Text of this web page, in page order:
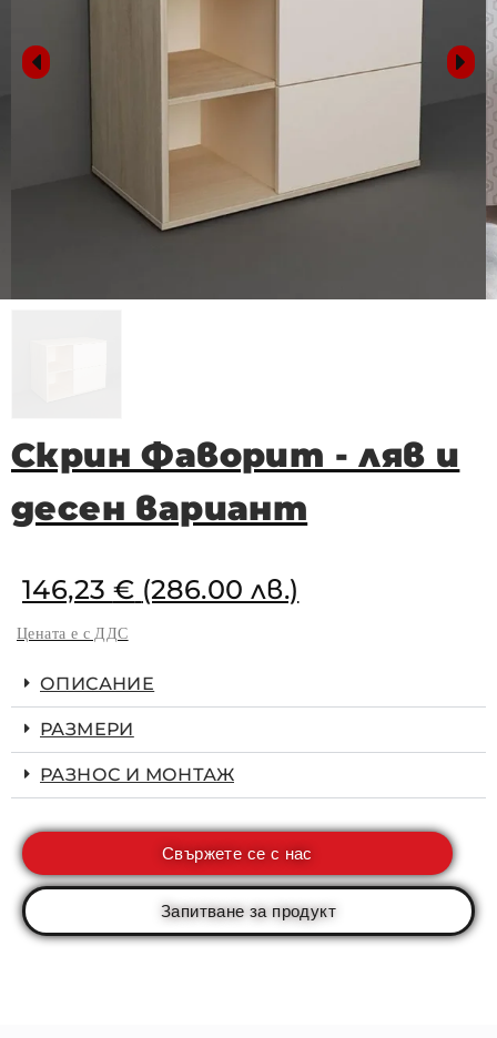
Скрин Фаворит - ляв и
десен вариант
146,23 € (286.00 лв.)
Цената е с ДДС
ОПИСАНИЕ
РАЗМЕРИ
РАЗНОС И МОНТАЖ
Свържете се с нас
Запитване за продукт